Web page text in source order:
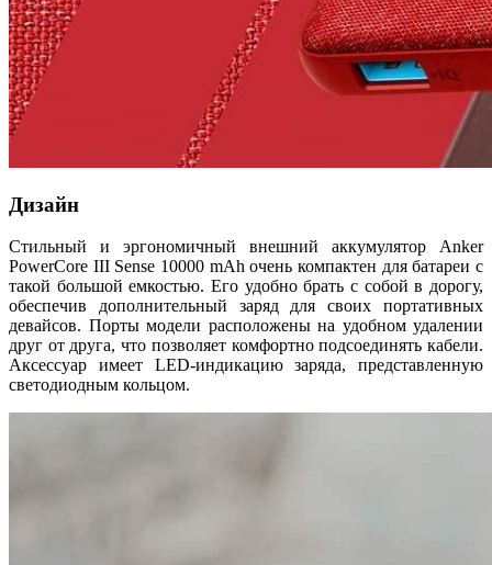
Дизайн
Стильный и эргономичный внешний аккумулятор Anker
PowerCore III Sense 10000 mAh очень компактен для батареи с
такой большой емкостью. Его удобно брать с собой в дорогу,
обеспечив дополнительный заряд для своих портативных
девайсов. Порты модели расположены на удобном удалении
друг от друга, что позволяет комфортно подсоединять кабели.
Аксессуар имеет LED-индикацию заряда, представленную
светодиодным кольцом.